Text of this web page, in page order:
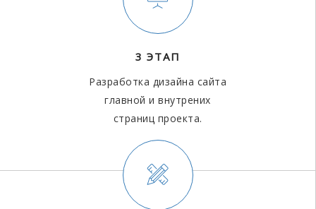
3 ЭТАП
Разработка дизайна сайта
главной и внутрених
страниц проекта.